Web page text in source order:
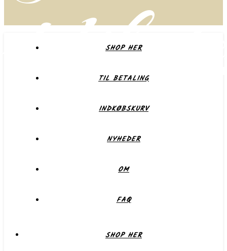
SHOP HER
TIL BETALING
INDKØBSKURV
NYHEDER
OM
FAQ
SHOP HER